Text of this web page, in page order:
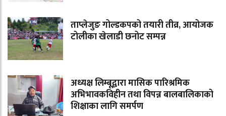
ताप्लेजुङ गोल्डकपको तयारी तीव्र, आयोजक
टोलीका खेलाडी छनोट सम्पन्न
अध्यक्ष लिम्बूद्वारा मासिक पारिश्रमिक
अभिभावकविहीन तथा विपन्न बालबालिकाको
शिक्षाका लागि समर्पण